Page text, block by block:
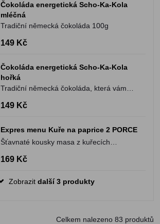
Čokoláda energetická Scho-Ka-Kola
mléčná
Tradiční německá čokoláda 100g
149 Kč
Čokoláda energetická Scho-Ka-Kola
hořká
Tradiční německá čokoláda, která vám
rychle dodá energii. Hmotnost 100g
149 Kč
Expres menu Kuře na paprice 2 PORCE
Šťavnaté kousky masa z kuřecích
stehen, dušené doměkka v omáčce na
169 Kč
Zobrazit další 3 produkty
Celkem nalezeno 83 produktů